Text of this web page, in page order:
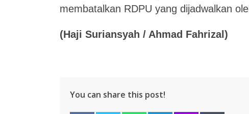
membatalkan RDPU yang dijadwalkan
(Haji Suriansyah / Ahmad Fahrizal)
You can share this post!